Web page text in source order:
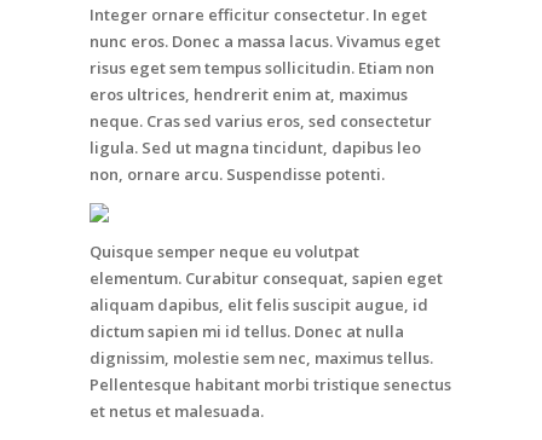
Integer ornare efficitur consectetur. In eget
nunc eros. Donec a massa lacus. Vivamus eget
risus eget sem tempus sollicitudin. Etiam non
eros ultrices, hendrerit enim at, maximus
neque. Cras sed varius eros, sed consectetur
ligula. Sed ut magna tincidunt, dapibus leo
non, ornare arcu. Suspendisse potenti.
Quisque semper neque eu volutpat
elementum. Curabitur consequat, sapien eget
aliquam dapibus, elit felis suscipit augue, id
dictum sapien mi id tellus. Donec at nulla
dignissim, molestie sem nec, maximus tellus.
Pellentesque habitant morbi tristique senectus
et netus et malesuada.